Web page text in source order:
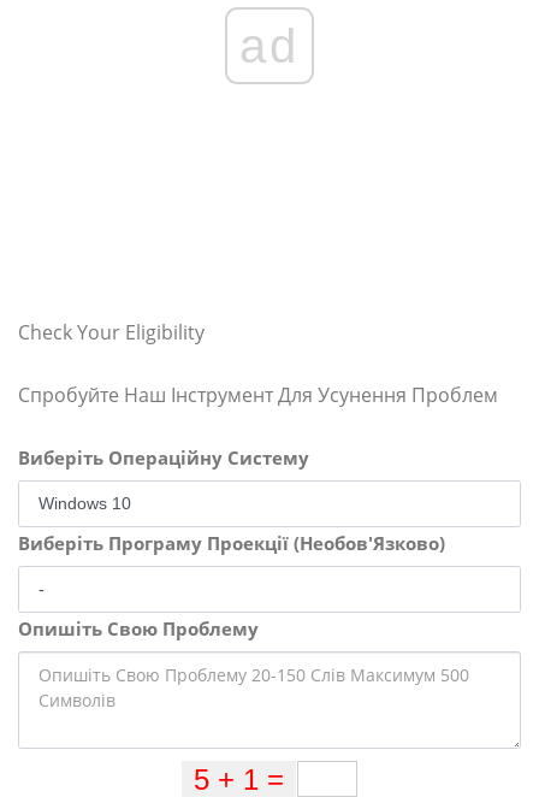
ad
Check Your Eligibility
Спробуйте Наш Інструмент Для Усунення Проблем
Виберіть Операційну Систему
Виберіть Програму Проекції (Необов'Язково)
Опишіть Свою Проблему